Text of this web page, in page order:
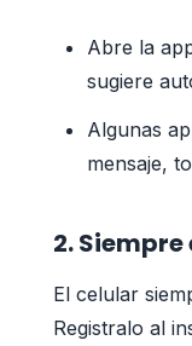
Abre la
sugiere
Algunas
mensaje,
2. Siempre
El celular
Registralo al